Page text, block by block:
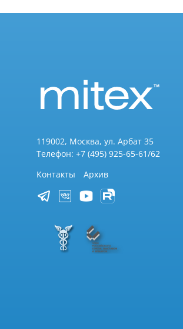
119002, Москва, ул. Арбат 35
Телефон: +7 (495) 925-65-61/62
Контакты
Архив